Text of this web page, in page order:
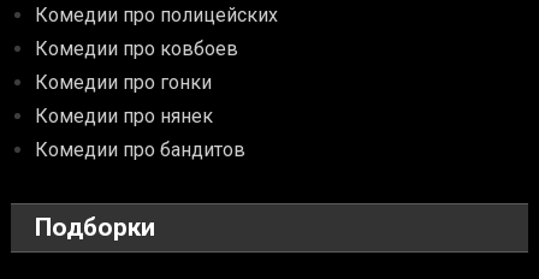
Комедии про полицейских
Комедии про ковбоев
Комедии про гонки
Комедии про нянек
Комедии про бандитов
Подборки